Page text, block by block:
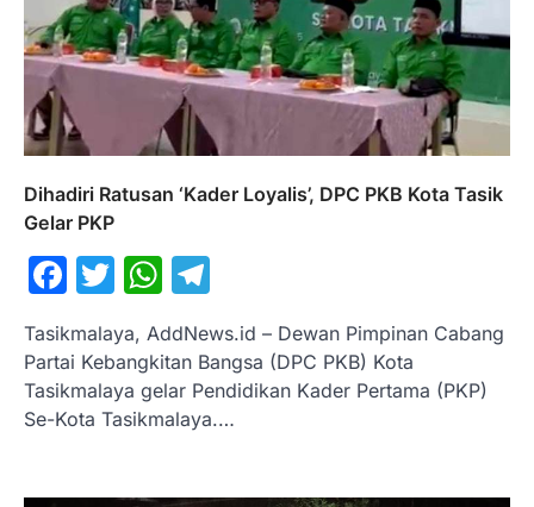
Dihadiri Ratusan ‘Kader Loyalis’, DPC PKB Kota Tasik
Gelar PKP
Facebook
TwitterWhatsApp
Tasikmalaya, AddNews.id – Dewan Pimpinan Cabang
Partai Kebangkitan Bangsa (DPC PKB) Kota
Tasikmalaya gelar Pendidikan Kader Pertama (PKP)
Se-Kota Tasikmalaya.…